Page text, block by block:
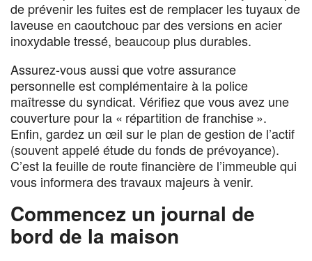
de prévenir les fuites est de remplacer les tuyaux de
laveuse en caoutchouc par des versions en acier
inoxydable tressé, beaucoup plus durables.
Assurez-vous aussi que votre assurance
personnelle est complémentaire à la police
maîtresse du syndicat. Vérifiez que vous avez une
couverture pour la « répartition de franchise ».
Enfin, gardez un œil sur le plan de gestion de l’actif
(souvent appelé étude du fonds de prévoyance).
C’est la feuille de route financière de l’immeuble qui
vous informera des travaux majeurs à venir.
Commencez un journal de
bord de la maison